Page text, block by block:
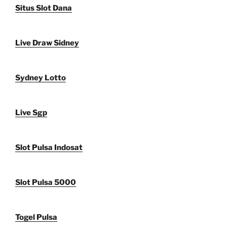
Situs Slot Dana
Live Draw Sidney
Sydney Lotto
Live Sgp
Slot Pulsa Indosat
Slot Pulsa 5000
Togel Pulsa